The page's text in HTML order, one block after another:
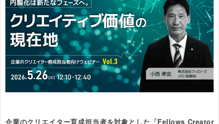
企業のクリエイター育成担当者を対象とした「Fellows Creator